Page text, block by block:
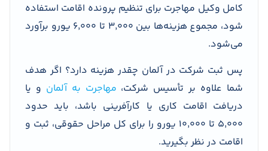
کامل وکیل مهاجرت برای تنظیم پرونده اقامت استفاده
شود، مجموع هزینه‌ها بین ۳٬۰۰۰ تا ۶٬۰۰۰ یورو برآورد
می‌شود.
پس ثبت شرکت در آلمان چقدر هزینه دارد؟ اگر هدف
شما علاوه بر تأسیس شرکت، مهاجرت به آلمان و یا
دریافت اقامت کاری یا کارآفرینی باشد، باید حدود
۵٬۰۰۰ تا ۱۰٬۰۰۰ یورو را برای کل مراحل حقوقی، ثبت و
اقامت در نظر بگیرید.